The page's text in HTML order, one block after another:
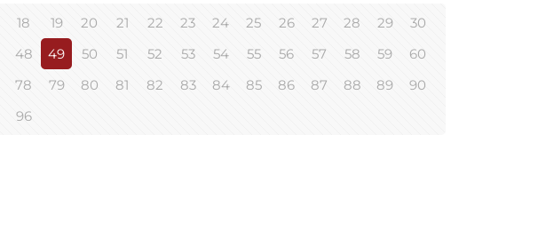
18 19 20 21 22 23 24 25 26 27 28 29
30
48 49 50 51 52 53 54 55 56 57 58 59
60
78 79 80 81 82 83 84 85 86 87 88 89
90
96